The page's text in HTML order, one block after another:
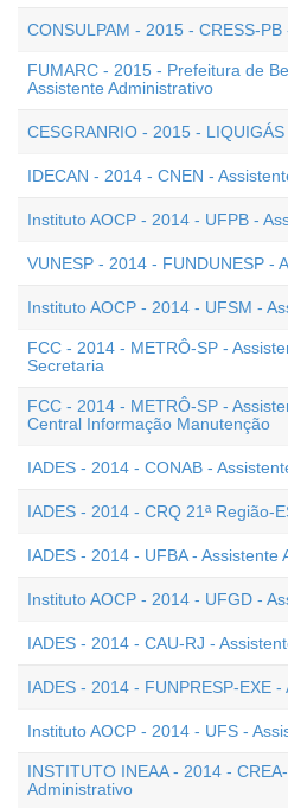
CONSULPAM - 2015 - CRESS-
FUMARC - 2015 - Prefeitura de
Assistente Administrativo
CESGRANRIO - 2015 -
IDECAN - 2014 - CNEN -
Instituto AOCP - 2014 - UFPB -
VUNESP - 2014 - FUNDUNESP -
Instituto AOCP - 2014 - UFSM -
FCC - 2014 - METRÔ-SP -
Secretaria
FCC - 2014 - METRÔ-SP -
Central Informação Manutenção
IADES - 2014 - CONAB -
IADES - 2014 - CRQ 21ª Região-
IADES - 2014 - UFBA - Assistente
Instituto AOCP - 2014 - UFGD -
IADES - 2014 - CAU-RJ -
IADES - 2014 - FUNPRESP-EXE
Instituto AOCP - 2014 - UFS -
INSTITUTO INEAA - 2014 -
Administrativo